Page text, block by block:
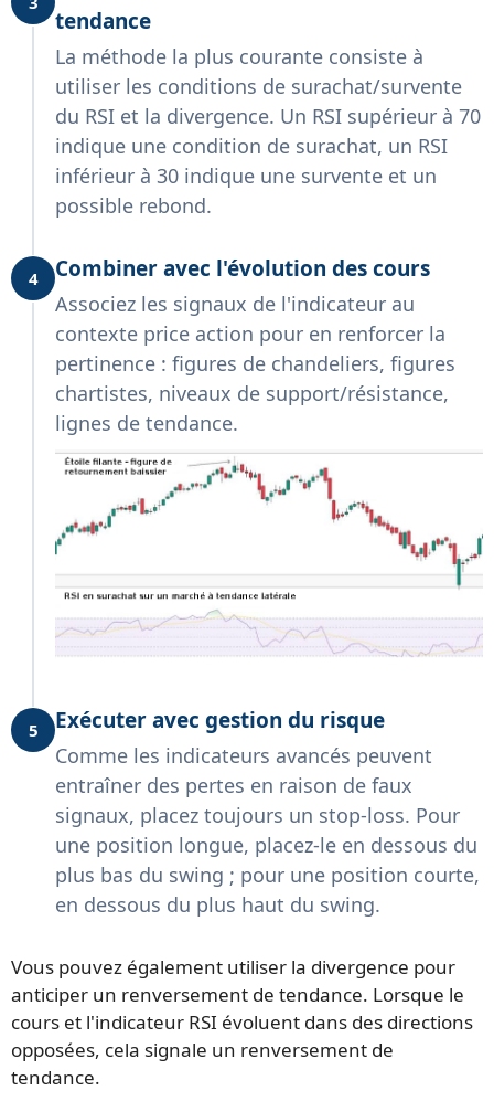
tendance
La méthode la plus courante consiste à
utiliser les conditions de surachat/survente
du RSI et la divergence. Un RSI supérieur à 70
indique une condition de surachat, un RSI
inférieur à 30 indique une survente et un
possible rebond.
4 Combiner avec l'évolution des cours
Associez les signaux de l'indicateur au
contexte price action pour en renforcer la
pertinence : figures de chandeliers, figures
chartistes, niveaux de support/résistance,
lignes de tendance.
5 Exécuter avec gestion du risque
Comme les indicateurs avancés peuvent
entraîner des pertes en raison de faux
signaux, placez toujours un stop-loss. Pour
une position longue, placez-le en dessous du
plus bas du swing ; pour une position courte,
en dessous du plus haut du swing.
Vous pouvez également utiliser la divergence pour
anticiper un renversement de tendance. Lorsque le
cours et l'indicateur RSI évoluent dans des directions
opposées, cela signale un renversement de
tendance.